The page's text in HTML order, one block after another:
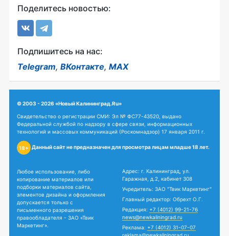
Поделитесь новостью:
Подпишитесь на нас:
Telegram, ВКонтакте, MAX
© 2003 - 2026 «Новый Калининград.Ru»
Свидетельство о регистрации СМИ: Эл № ФС77-43520, выдано
Федеральной службой по надзору в сфере связи, информационных
технологий и массовых коммуникаций (Роскомнадзор) 17 января 2011 г.
18+ Данный сайт не предназначен для просмотра лицам младше 18 лет.
Любое использование, либо
копирование материалов или
подборки материалов сайта,
элементов дизайна и оформления
допускается только с
письменного разрешения
правообладателя - ЗАО «Твик
Маркетинг».
Адрес: г. Калининград, ул.
Гаражная, д.2, кабинет 308
Учредитель: ЗАО "Твик Маркетинг"
Главный редактор: Обрехт О.Г.
Редакция: +7 (4012) 99-21-76
news@newkaliningrad.ru
Реклама: +7 (4012) 31-07-07